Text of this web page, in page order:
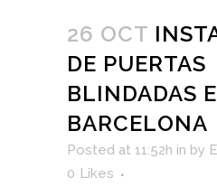
26 OCT
DE PUERTAS
BLINDADAS
BARCELONA
Posted at 11:52h in by
0 Likes